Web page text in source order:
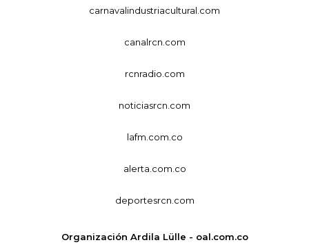
carnavalindustriacultural.com
canalrcn.com
rcnradio.com
noticiasrcn.com
lafm.com.co
alerta.com.co
deportesrcn.com
Organización Ardila Lülle - oal.com.co